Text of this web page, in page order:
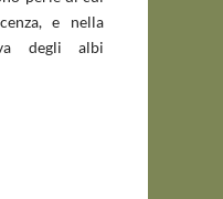
e nella
degli albi